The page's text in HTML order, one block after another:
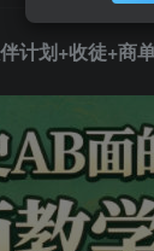
计划+收徒+商